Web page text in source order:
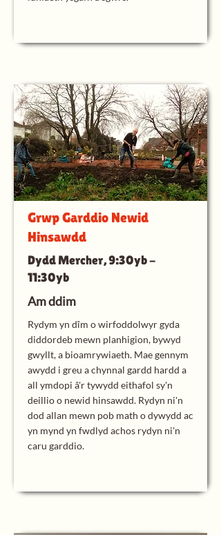
Grwp Garddio Newid
Hinsawdd
Dydd Mercher, 9:30yb -
11:30yb
Am ddim
Rydym yn dîm o wirfoddolwyr gyda
diddordeb mewn planhigion, bywyd
gwyllt, a bioamrywiaeth. Mae gennym
awydd i greu a chynnal gardd hardd a
all ymdopi â'r tywydd eithafol sy'n
deillio o newid hinsawdd. Rydyn ni'n
dod allan mewn pob math o dywydd ac
yn mynd yn fwdlyd achos rydyn ni'n
caru garddio.